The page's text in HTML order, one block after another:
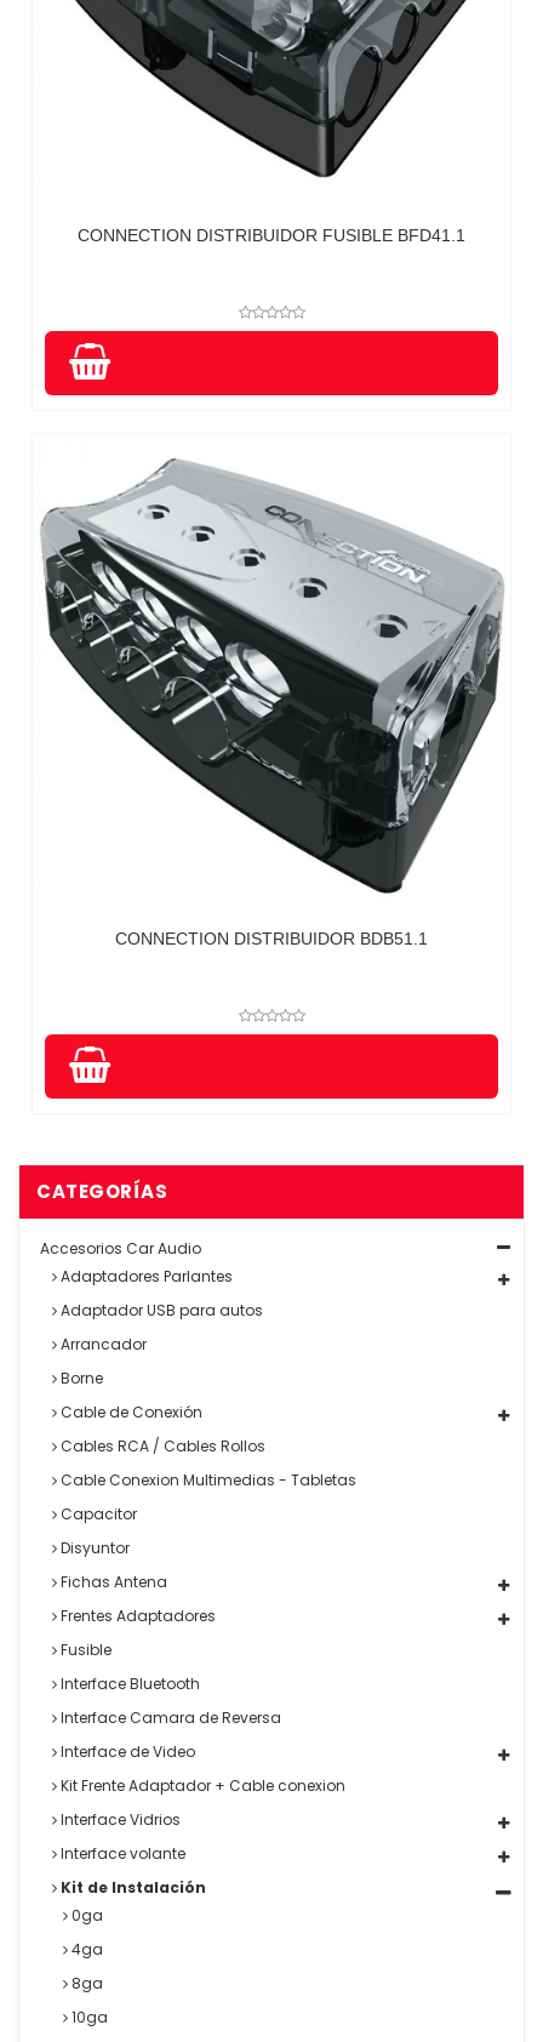
CONNECTION DISTRIBUIDOR FUSIBLE BFD41.1
CONNECTION DISTRIBUIDOR BDB51.1
CATEGORÍAS
Accesorios Car Audio
Adaptadores Parlantes
Adaptador USB para autos
Arrancador
Borne
Cable de Conexión
Cables RCA / Cables Rollos
Cable Conexion Multimedias - Tabletas
Capacitor
Disyuntor
Fichas Antena
Frentes Adaptadores
Fusible
Interface Bluetooth
Interface Camara de Reversa
Interface de Video
Kit Frente Adaptador + Cable conexion
Interface Vidrios
Interface volante
Kit de Instalación
0ga
4ga
8ga
10ga